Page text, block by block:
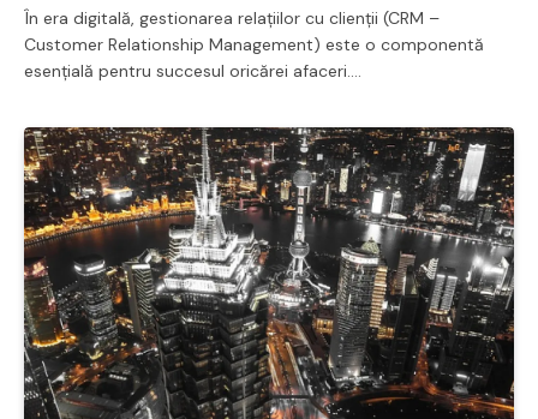
În era digitală, gestionarea relațiilor cu clienții (CRM –
Customer Relationship Management) este o componentă
esențială pentru succesul oricărei afaceri.…